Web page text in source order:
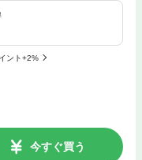
ント+2%
今すぐ買う